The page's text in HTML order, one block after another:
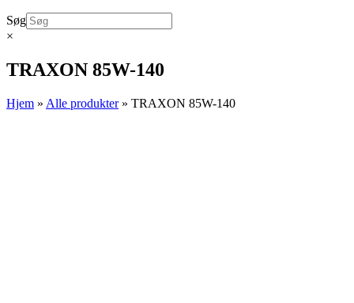
Søg
×
TRAXON 85W-140
Hjem » Alle produkter» TRAXON 85W-140